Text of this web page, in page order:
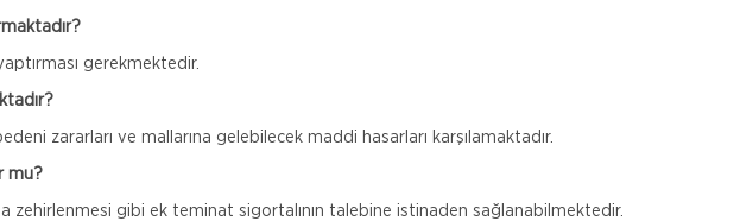
gerekmektedir.
zararları ve mallarına gelebilecek maddi hasarları karşılamaktadır.
mu?
zehirlenmesi gibi ek teminat sigortalının talebine istinaden sağlanabilmektedir.